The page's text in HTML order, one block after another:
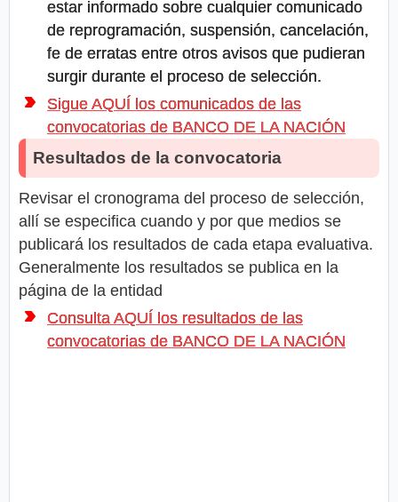
estar informado sobre cualquier comunicado
de reprogramación, suspensión, cancelación,
fe de erratas entre otros avisos que pudieran
surgir durante el proceso de selección.
Sigue AQUÍ los comunicados de las
convocatorias de BANCO DE LA NACIÓN
Resultados de la convocatoria
Revisar el cronograma del proceso de selección,
allí se especifica cuando y por que medios se
publicará los resultados de cada etapa evaluativa.
Generalmente los resultados se publica en la
página de la entidad
Consulta AQUÍ los resultados de las
convocatorias de BANCO DE LA NACIÓN